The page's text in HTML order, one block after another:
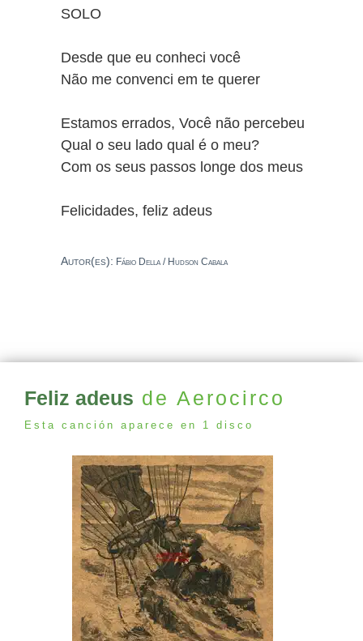
SOLO
Desde que eu conheci você
Não me convenci em te querer
Estamos errados, Você não percebeu
Qual o seu lado qual é o meu?
Com os seus passos longe dos meus
Felicidades, feliz adeus
Autor(es): Fábio Della / Hudson Cabala
Feliz adeus de Aerocirco
Esta canción aparece en 1 disco